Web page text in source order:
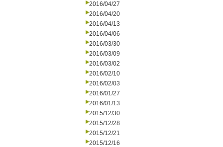
2016/04/27
2016/04/20
2016/04/13
2016/04/06
2016/03/30
2016/03/09
2016/03/02
2016/02/10
2016/02/03
2016/01/27
2016/01/13
2015/12/30
2015/12/28
2015/12/21
2015/12/16